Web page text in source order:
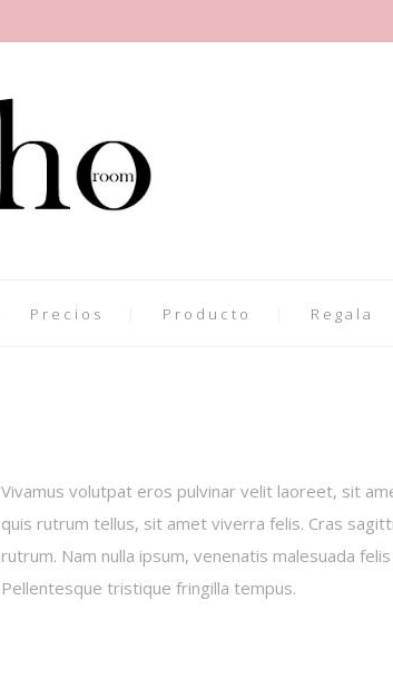
Precios Producto Regala
Vivamus volutpat eros pulvinar velit laoreet, sit
quis rutrum tellus, sit amet viverra felis. Cras
rutrum. Nam nulla ipsum, venenatis malesuada
Pellentesque tristique fringilla tempus.